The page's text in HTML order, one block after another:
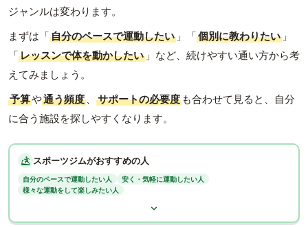
ジャンルは変わります。
まずは「自分のペースで運動したい 」「個別に教わりたい 」
「レッスンで体を動かしたい 」など、続けやすい通い方から考
えてみましょう。
予算や通う頻度 、 サポートの必要度 も合わせて見ると、自分
に合う施設を探しやすくなります。
スポーツジムがおすすめの人
自分のペースで運動したい人
安く・気軽に運動したい人
様々な運動をして楽しみたい人